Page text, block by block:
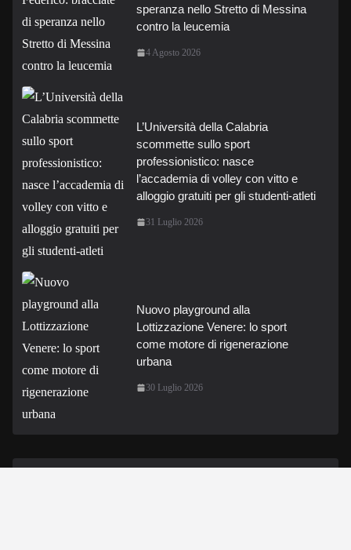
speranza nello Stretto di Messina
contro la leucemia
4 Agosto 2026
L’Università della Calabria
scommette sullo sport
professionistico: nasce
l’accademia di volley con vitto e
alloggio gratuiti per gli studenti-atleti
31 Luglio 2026
Nuovo playground alla
Lottizzazione Venere: lo sport
come motore di rigenerazione
urbana
30 Luglio 2026